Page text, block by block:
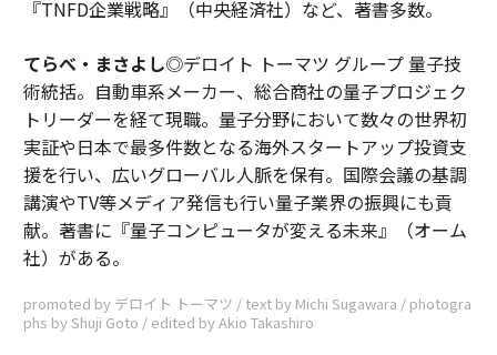
『TNFD企業戦略』（中央経済社）など、著書多数。
てらべ・まさよし◎デロイト トーマツ グループ 量子技
術統括。自動車系メーカー、総合商社の量子プロジェク
トリーダーを経て現職。量子分野において数々の世界初
実証や日本で最多件数となる海外スタートアップ投資支
援を行い、広いグローバル人脈を保有。国際会議の基調
講演やTV等メディア発信も行い量子業界の振興にも貢
献。著書に『量子コンピュータが変える未来』（オーム
社）がある。
promoted by デロイト トーマツ / text by Michi Sugawara / photogra
phs by Shuji Goto / edited by Akio Takashiro